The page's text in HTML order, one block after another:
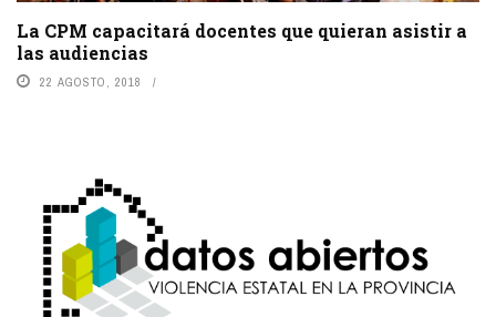
La CPM capacitará docentes que quieran asistir a
las audiencias
22 AGOSTO, 2018